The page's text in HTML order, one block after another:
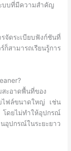
บบที่มีความสำคัญ
จัดระเบียบฟังก์ชันที่
สามารถเรียนรู้การ
ะอาดพื้นที่ของ
ไฟล์ขนาดใหญ่ เช่น
โดยไม่ทำให้อุปกรณ์
ปกรณ์ในระยะยาว